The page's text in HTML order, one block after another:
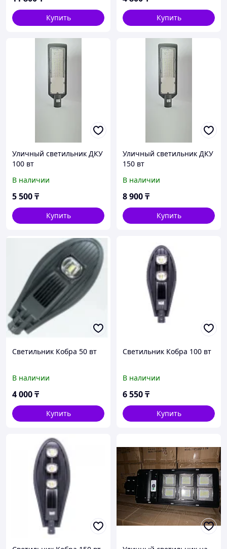
Купить Купить
Уличный светильник ДКУ
100 вт
В наличии
5 500₸
Купить
Уличный светильник ДКУ
150 вт
В наличии
8 900₸
Купить
Светильник Кобра 50 вт
В наличии
4 000₸
Купить
Светильник Кобра 100 вт
В наличии
6 550₸
Купить